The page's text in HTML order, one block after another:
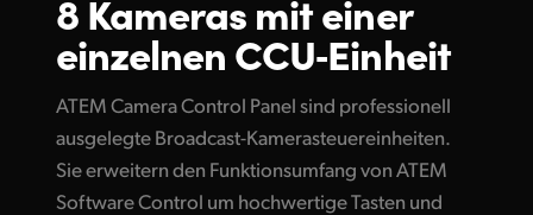
Techn. Daten
Finland
France
Hong Kong SAR, China
8 Kameras mit einer
einzelnen CCU‑Einheit
ATEM Camera Control Panel sind professionell
ausgelegte Broadcast-Kamerasteuereinheiten.
Sie erweitern den Funktionsumfang von ATEM
Software Control um hochwertige Tasten und